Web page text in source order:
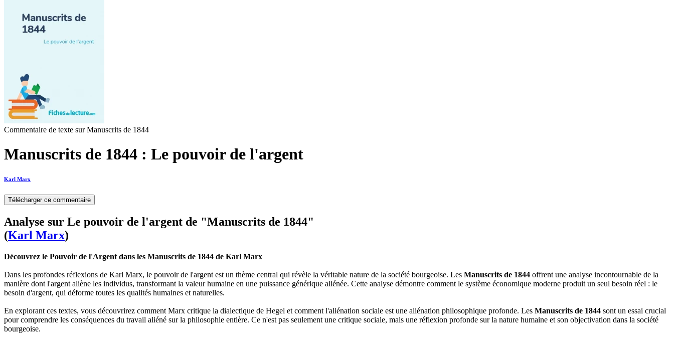
Commentaire de texte sur Manuscrits de 1844
Manuscrits de 1844 : Le pouvoir de l'argent
Karl Marx
Télécharger ce commentaire
Analyse sur Le pouvoir de l'argent de "Manuscrits de 1844"
(Karl Marx)
Découvrez le Pouvoir de l'Argent dans les Manuscrits de 1844 de Karl Marx
Dans les profondes réflexions de Karl Marx, le pouvoir de l'argent est un thème central qui révèle la véritable nature de la société bourgeoise. Les Manuscrits de 1844 offrent une analyse incontournable de la
manière dont l'argent aliène les individus, transformant la valeur humaine en une puissance générique aliénée. Cette analyse démontre comment le système économique moderne produit un seul besoin réel : le
besoin d'argent, qui déforme toutes les qualités humaines et naturelles.
En explorant ces textes, vous découvrirez comment Marx critique la dialectique de Hegel et comment l'aliénation sociale est une aliénation philosophique profonde. Les Manuscrits de 1844 sont un essai crucial
pour comprendre les conséquences du travail aliéné sur la philosophie entière. Ce n'est pas seulement une critique sociale, mais une réflexion profonde sur la nature humaine et son objectivation dans la société
bourgeoise.